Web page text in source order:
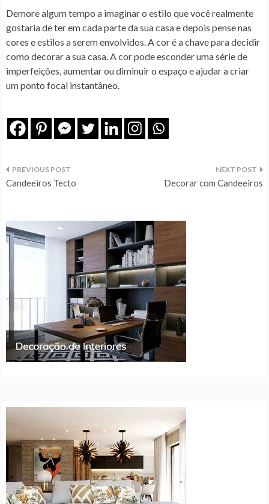
Demore algum tempo a imaginar o estilo que você realmente
gostaria de ter em cada parte da sua casa e depois pense nas
cores e estilos a serem envolvidos. A cor é a chave para decidir
como decorar a sua casa. A cor pode esconder uma série de
imperfeições, aumentar ou diminuir o espaço e ajudar a criar
um ponto focal instantâneo.
Navegação
artigos
Candeeiros Tecto Decorar com Candeeiros